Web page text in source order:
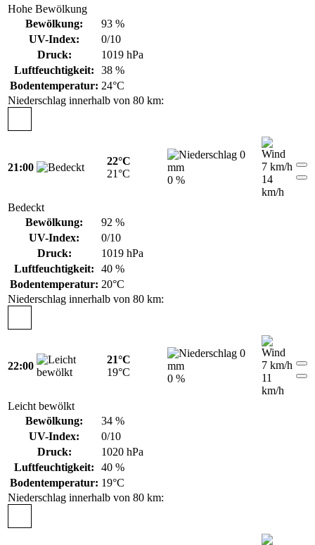
Hohe Bewölkung
Bewölkung:
93 %
UV-Index:
0/10
Druck:
1019 hPa
Luftfeuchtigkeit:
38 %
Bodentemperatur: 24°C
Niederschlag innerhalb von 80 km:
21:00
22°C
21°C
0
mm
0 %
7 km/h
14
km/h
Bedeckt
Bewölkung:
92 %
UV-Index:
0/10
Druck:
1019 hPa
Luftfeuchtigkeit:
40 %
Bodentemperatur: 20°C
Niederschlag innerhalb von 80 km:
22:00
21°C
19°C
0
mm
0 %
7 km/h
11
km/h
Leicht bewölkt
Bewölkung:
34 %
UV-Index:
0/10
Druck:
1020 hPa
Luftfeuchtigkeit:
40 %
Bodentemperatur: 19°C
Niederschlag innerhalb von 80 km: